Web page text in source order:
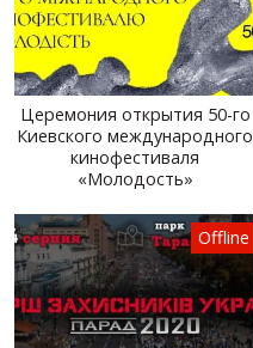
Церемония открытия 50-го
Киевского международного
кинофестиваля
«Молодость»
Offline